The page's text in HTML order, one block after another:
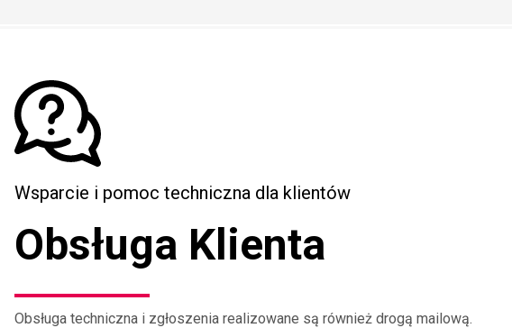
Wsparcie i pomoc techniczna dla klientów
Obsługa Klienta
Obsługa techniczna i zgłoszenia realizowane są również drogą mailową.